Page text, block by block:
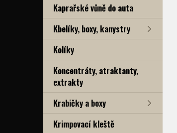
Kaprařské vůně do auta
Kbelíky, boxy, kanystry
Kolíky
Koncentráty, atraktanty,
extrakty
Krabičky a boxy
Krimpovací kleště